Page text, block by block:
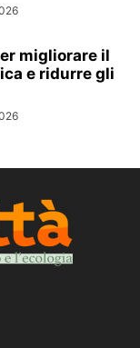
migliorare il
e ridurre gli